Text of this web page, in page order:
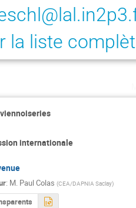
la liste
internationale
: M. Paul Colas (CEA/DAPNIA Saclay)